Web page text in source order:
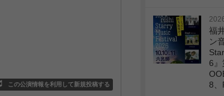
この公演情報を利用して新規投稿する
福
ン
6
8、